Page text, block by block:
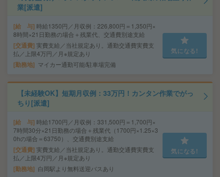
業[派遣]
給 与 時給1350円／月収例：226,800円＝1,350円×
8時間×21日勤務の場合＋残業代、交通費別途支給
交通費 実費支給／当社規定あり。通勤交通費実費支
払／上限4万円／月※規定あり
勤務地 マイカー通勤可能/駐車場完備
気になる!
【未経験OK】短期月収例：33万円！カンタン作業でがっ
ちり[派遣]
給 与 時給1700円／月収例：331,500円＝1,700円×
7時間30分×21日勤務の場合＋残業代（1700円×1.25×3
0hの場合＝63750）、交通費別途支給
交通費 実費支給／当社規定あり。通勤交通費実費支
払／上限4万円／月※規定あり
勤務地 白岡駅より無料送迎バスあり
気になる!